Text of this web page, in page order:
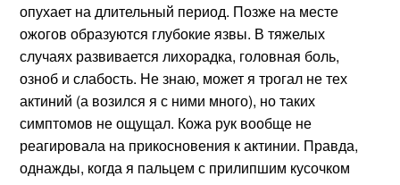
опухает на длительный период. Позже на месте
ожогов образуются глубокие язвы. В тяжелых
случаях развивается лихорадка, головная боль,
озноб ислабость. Не знаю, может я трогал не тех
актиний (а возился я с ними много), но таких
симптомов не ощущал. Кожа рук вообще не
реагировала на прикосновения к актинии. Правда,
однажды, когда я пальцем с прилипшим кусочком